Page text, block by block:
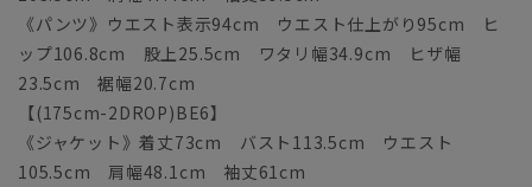
《パンツ》ウエスト表示94cm ウエスト仕上がり95cm ヒ
ップ106.8cm 股上25.5cm ワタリ幅34.9cm ヒザ幅
23.5cm 裾幅20.7cm
【(175cm-2DROP)BE6】
《ジャケット》着丈73cm バスト113.5cm ウエスト
105.5cm 肩幅48.1cm 袖丈61cm